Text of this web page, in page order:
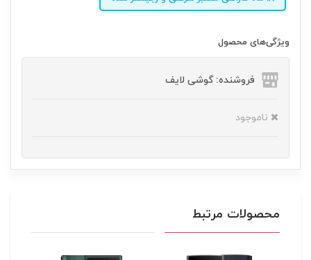
ویژگی‌های محصول
فروشنده: گوشی لایف
ناموجود
محصولات مرتبط